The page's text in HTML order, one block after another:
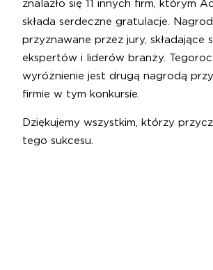
znalazło się 11 innych firm, którym
składa serdeczne gratulacje.
przyznawane przez jury, składające
ekspertów i liderów branży.
wyróżnienie jest drugą nagrodą
firmie w tym konkursie.
Dziękujemy wszystkim, którzy
tego sukcesu.